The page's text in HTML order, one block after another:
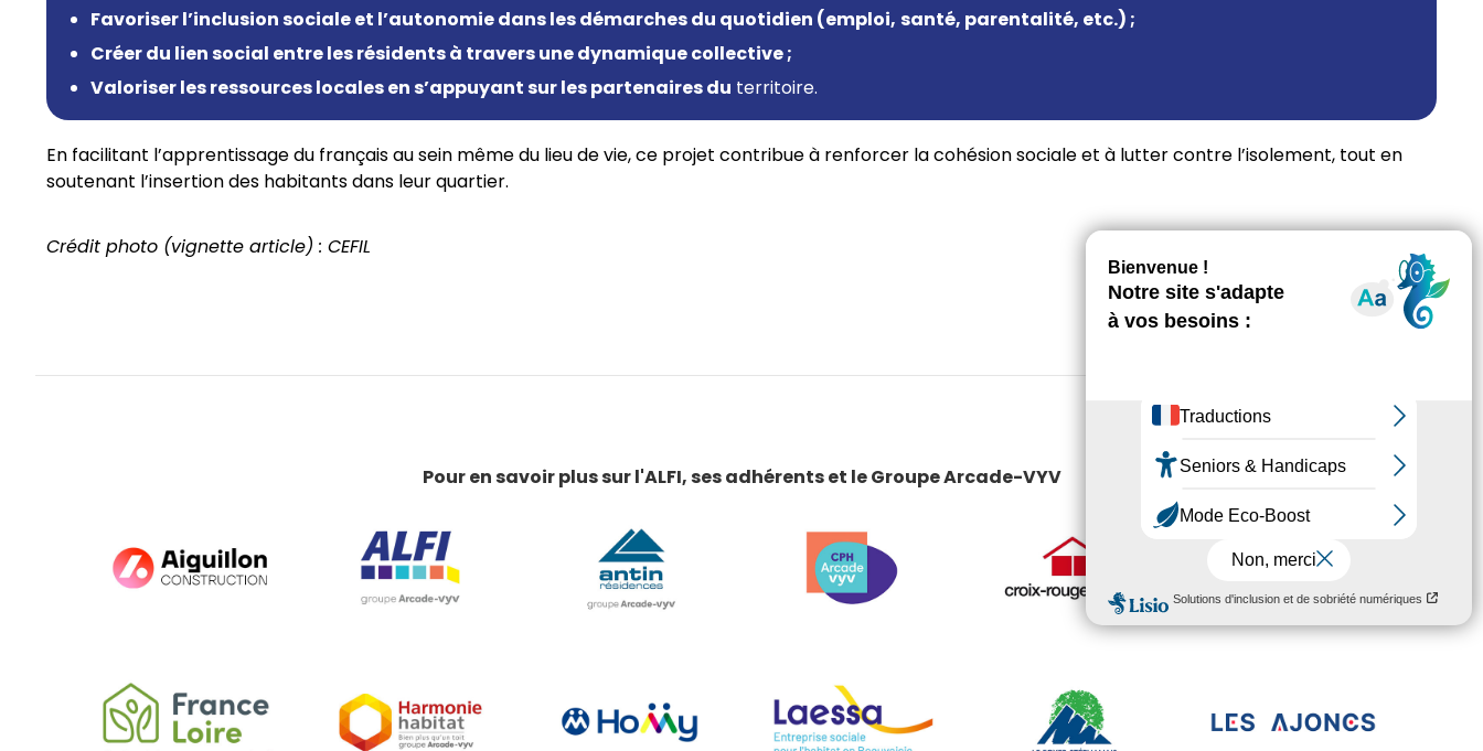
Favoriser l’inclusion sociale et l’autonomie dans les démarches du quotidien (emploi, santé, parentalité, etc.) ;
Créer du lien social entre les résidents à travers une dynamique collective ;
Valoriser les ressources locales en s’appuyant sur les partenaires du territoire.
En facilitant l’apprentissage du français au sein même du lieu de vie, ce projet contribue à renforcer la cohésion sociale et à lutter contre l’isolement, tout en
soutenant l’insertion des habitants dans leur quartier.
Crédit photo (vignette article) : CEFIL
Pour en savoir plus sur l'ALFI, ses adhérents et le Groupe Arcade-VYV